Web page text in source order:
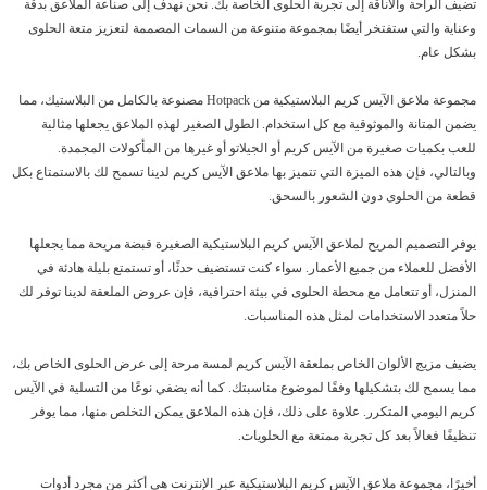
تضيف الراحة والأناقة إلى تجربة الحلوى الخاصة بك. نحن نهدف إلى صناعة الملاعق بدقة
وعناية والتي ستفتخر أيضًا بمجموعة متنوعة من السمات المصممة لتعزيز متعة الحلوى
بشكل عام.
مجموعة ملاعق الآيس كريم البلاستيكية من Hotpack مصنوعة بالكامل من البلاستيك، مما
يضمن المتانة والموثوقية مع كل استخدام. الطول الصغير لهذه الملاعق يجعلها مثالية
للعب بكميات صغيرة من الآيس كريم أو الجيلاتو أو غيرها من المأكولات المجمدة.
وبالتالي، فإن هذه الميزة التي تتميز بها ملاعق الآيس كريم لدينا تسمح لك بالاستمتاع بكل
قطعة من الحلوى دون الشعور بالسحق.
يوفر التصميم المريح لملاعق الآيس كريم البلاستيكية الصغيرة قبضة مريحة مما يجعلها
الأفضل للعملاء من جميع الأعمار. سواء كنت تستضيف حدثًا، أو تستمتع بليلة هادئة في
المنزل، أو تتعامل مع محطة الحلوى في بيئة احترافية، فإن عروض الملعقة لدينا توفر لك
حلاً متعدد الاستخدامات لمثل هذه المناسبات.
يضيف مزيج الألوان الخاص بملعقة الآيس كريم لمسة مرحة إلى عرض الحلوى الخاص بك،
مما يسمح لك بتشكيلها وفقًا لموضوع مناسبتك. كما أنه يضفي نوعًا من التسلية في الآيس
كريم اليومي المتكرر. علاوة على ذلك، فإن هذه الملاعق يمكن التخلص منها، مما يوفر
تنظيفًا فعالاً بعد كل تجربة ممتعة مع الحلويات.
أخيرًا، مجموعة ملاعق الآيس كريم البلاستيكية عبر الإنترنت هي أكثر من مجرد أدوات